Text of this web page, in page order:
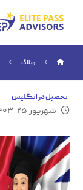
وبلاگ
تحصیل در انگلیس
شهریور ۲۵, ۱۴۰۳